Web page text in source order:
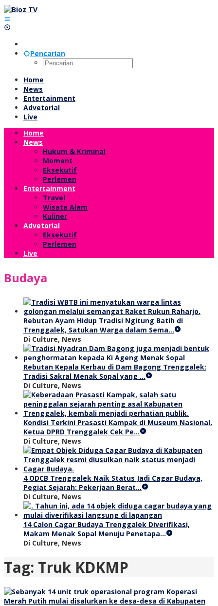
Lewati
ke
konten
Pencarian
Home
News
Entertainment
Advetorial
Live
Home
News
Hukum & Kriminal
Moment
Eksekutif
Perlemen
Entertainment
Travel
Wisata Alam
Kuliner
Advetorial
Eksekutif
Perlemen
Live
Budaya
Rebutan Ayam Hidup Tradisi Ngitung Batih di
Trenggalek, Satukan Warga dalam Sema…
Di Culture, News
Rebutan Kepala Kerbau di Dam Bagong Trenggalek:
Tradisi Sakral Menak Sopal yang …
Di Culture, News
Kondisi Terkini Prasasti Kampak di Museum Nasional,
Ketua DPRD Trenggalek Cek Pe…
Di Culture, News
4 ODCB Trenggalek Naik Status Jadi Cagar Budaya,
Pegiat Sejarah: Pekerjaan Berat…
Di Culture, News
14 Calon Cagar Budaya Trenggalek Diverifikasi,
Makam Menak Sopal Menuju Penetapa…
Di Culture, News
Tag: Truk KDKMP